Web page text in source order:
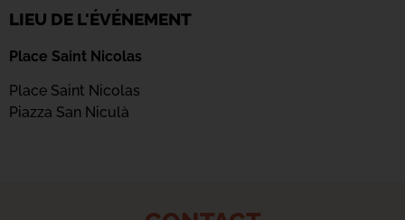
LIEU DE L'ÉVÉNEMENT
Place Saint Nicolas
Place Saint Nicolas
Piazza San Niculà